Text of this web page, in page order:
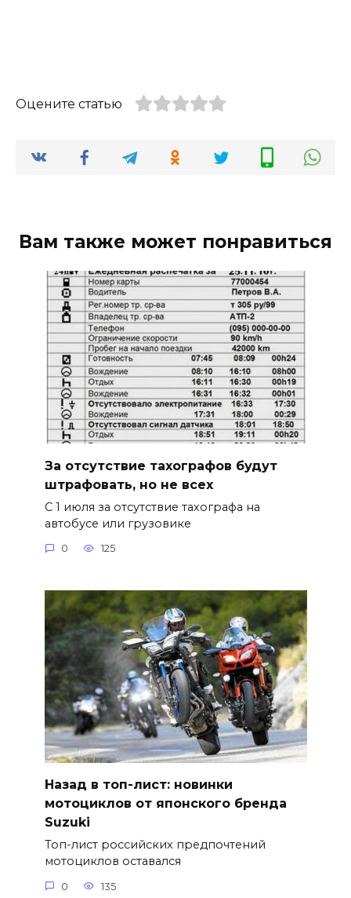
Оцените статью
Вам также может понравиться
За отсутствие тахографов будут
штрафовать, но не всех
С 1 июля за отсутствие тахографа на
автобусе или грузовике
0 125
Назад в топ-лист: новинки
мотоциклов от японского бренда
Suzuki
Топ-лист российских предпочтений
мотоциклов оставался
0 135